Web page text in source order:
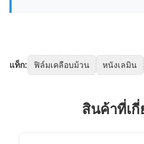
แท็ก: ฟิล์มเคลือบม้วน หนังเลมิน
สินค้าที่เกี่